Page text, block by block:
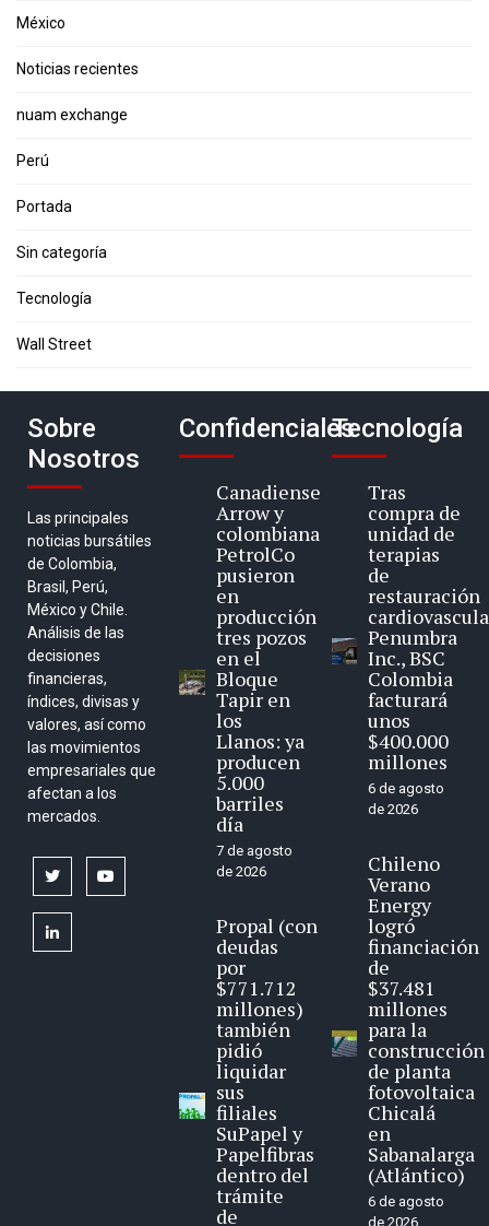
México
Noticias recientes
nuam exchange
Perú
Portada
Sin categoría
Tecnología
Wall Street
Sobre
Nosotros
Las principales
noticias bursátiles
de Colombia,
Brasil, Perú,
México y Chile.
Análisis de las
decisiones
financieras,
índices, divisas y
valores, así como
las movimientos
empresariales que
afectan a los
mercados.
twitter
linkedin
Confidenciales
Canadiense
Arrow y
colombiana
PetrolCo
pusieron
en
producción
tres pozos
en el
Bloque
Tapir en
los
Llanos: ya
producen
5.000
barriles
día
7 de agosto
de 2026
Propal (con
deudas
por
$771.712
millones)
también
pidió
liquidar
sus
filiales
SuPapel y
Papelfibras
dentro del
trámite
de
Tecnología
Tras
compra de
unidad de
terapias
de
restauración
Penumbra
Inc., BSC
Colombia
facturará
unos
$400.000
millones
6 de agosto
de 2026
Chileno
Verano
Energy
logró
financiación
de
$37.481
millones
para la
construcción
de planta
fotovoltaica
Chicalá
en
Sabanalarga
(Atlántico)
6 de agosto
de 2026